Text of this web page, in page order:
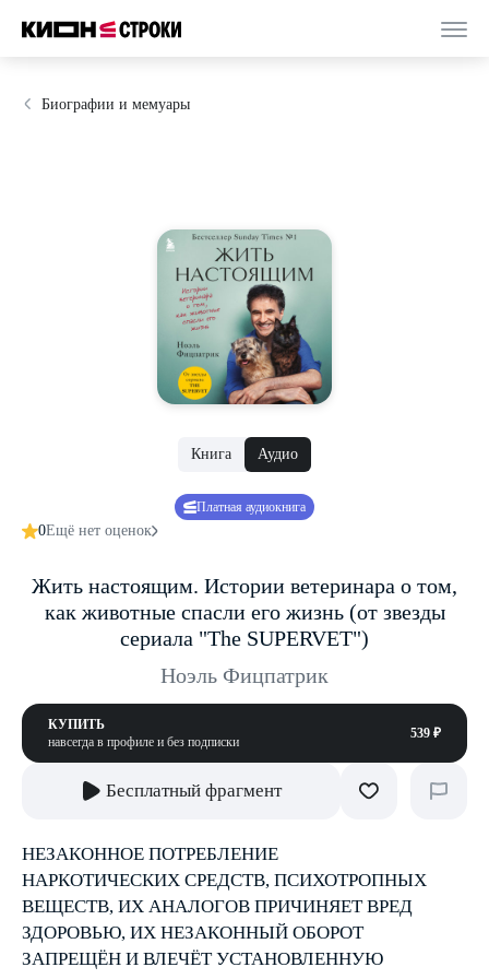
Биографии и мемуары
Книга Аудио
Платная аудиокнига
0Ещё нет оценок
Жить настоящим. Истории ветеринара о том,
как животные спасли его жизнь (от звезды
сериала "The SUPERVET")
Ноэль Фицпатрик
КУПИТЬ
навсегда в профиле и без подписки
539 ₽
Бесплатный фрагмент
НЕЗАКОННОЕ ПОТРЕБЛЕНИЕ
НАРКОТИЧЕСКИХ СРЕДСТВ, ПСИХОТРОПНЫХ
ВЕЩЕСТВ, ИХ АНАЛОГОВ ПРИЧИНЯЕТ ВРЕД
ЗДОРОВЬЮ, ИХ НЕЗАКОННЫЙ ОБОРОТ
ЗАПРЕЩЁН И ВЛЕЧЁТ УСТАНОВЛЕННУЮ